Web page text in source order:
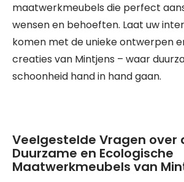
maatwerkmeubels die perfect
wensen en behoeften. Laat uw
komen met de unieke ontwerpen
creaties van Mintjens – waar
schoonheid hand in hand gaan.
Veelgestelde Vragen over
Duurzame en Ecologische
Maatwerkmeubels van